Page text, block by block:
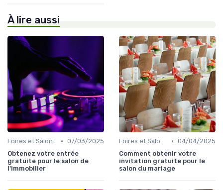
À lire aussi
Foires et Salons Grand Public • 07/03/2025
Obtenez votre entrée
gratuite pour le salon de
l'immobilier
Foires et Salons Grand Public • 04/04/2025
Comment obtenir votre
invitation gratuite pour le
salon du mariage